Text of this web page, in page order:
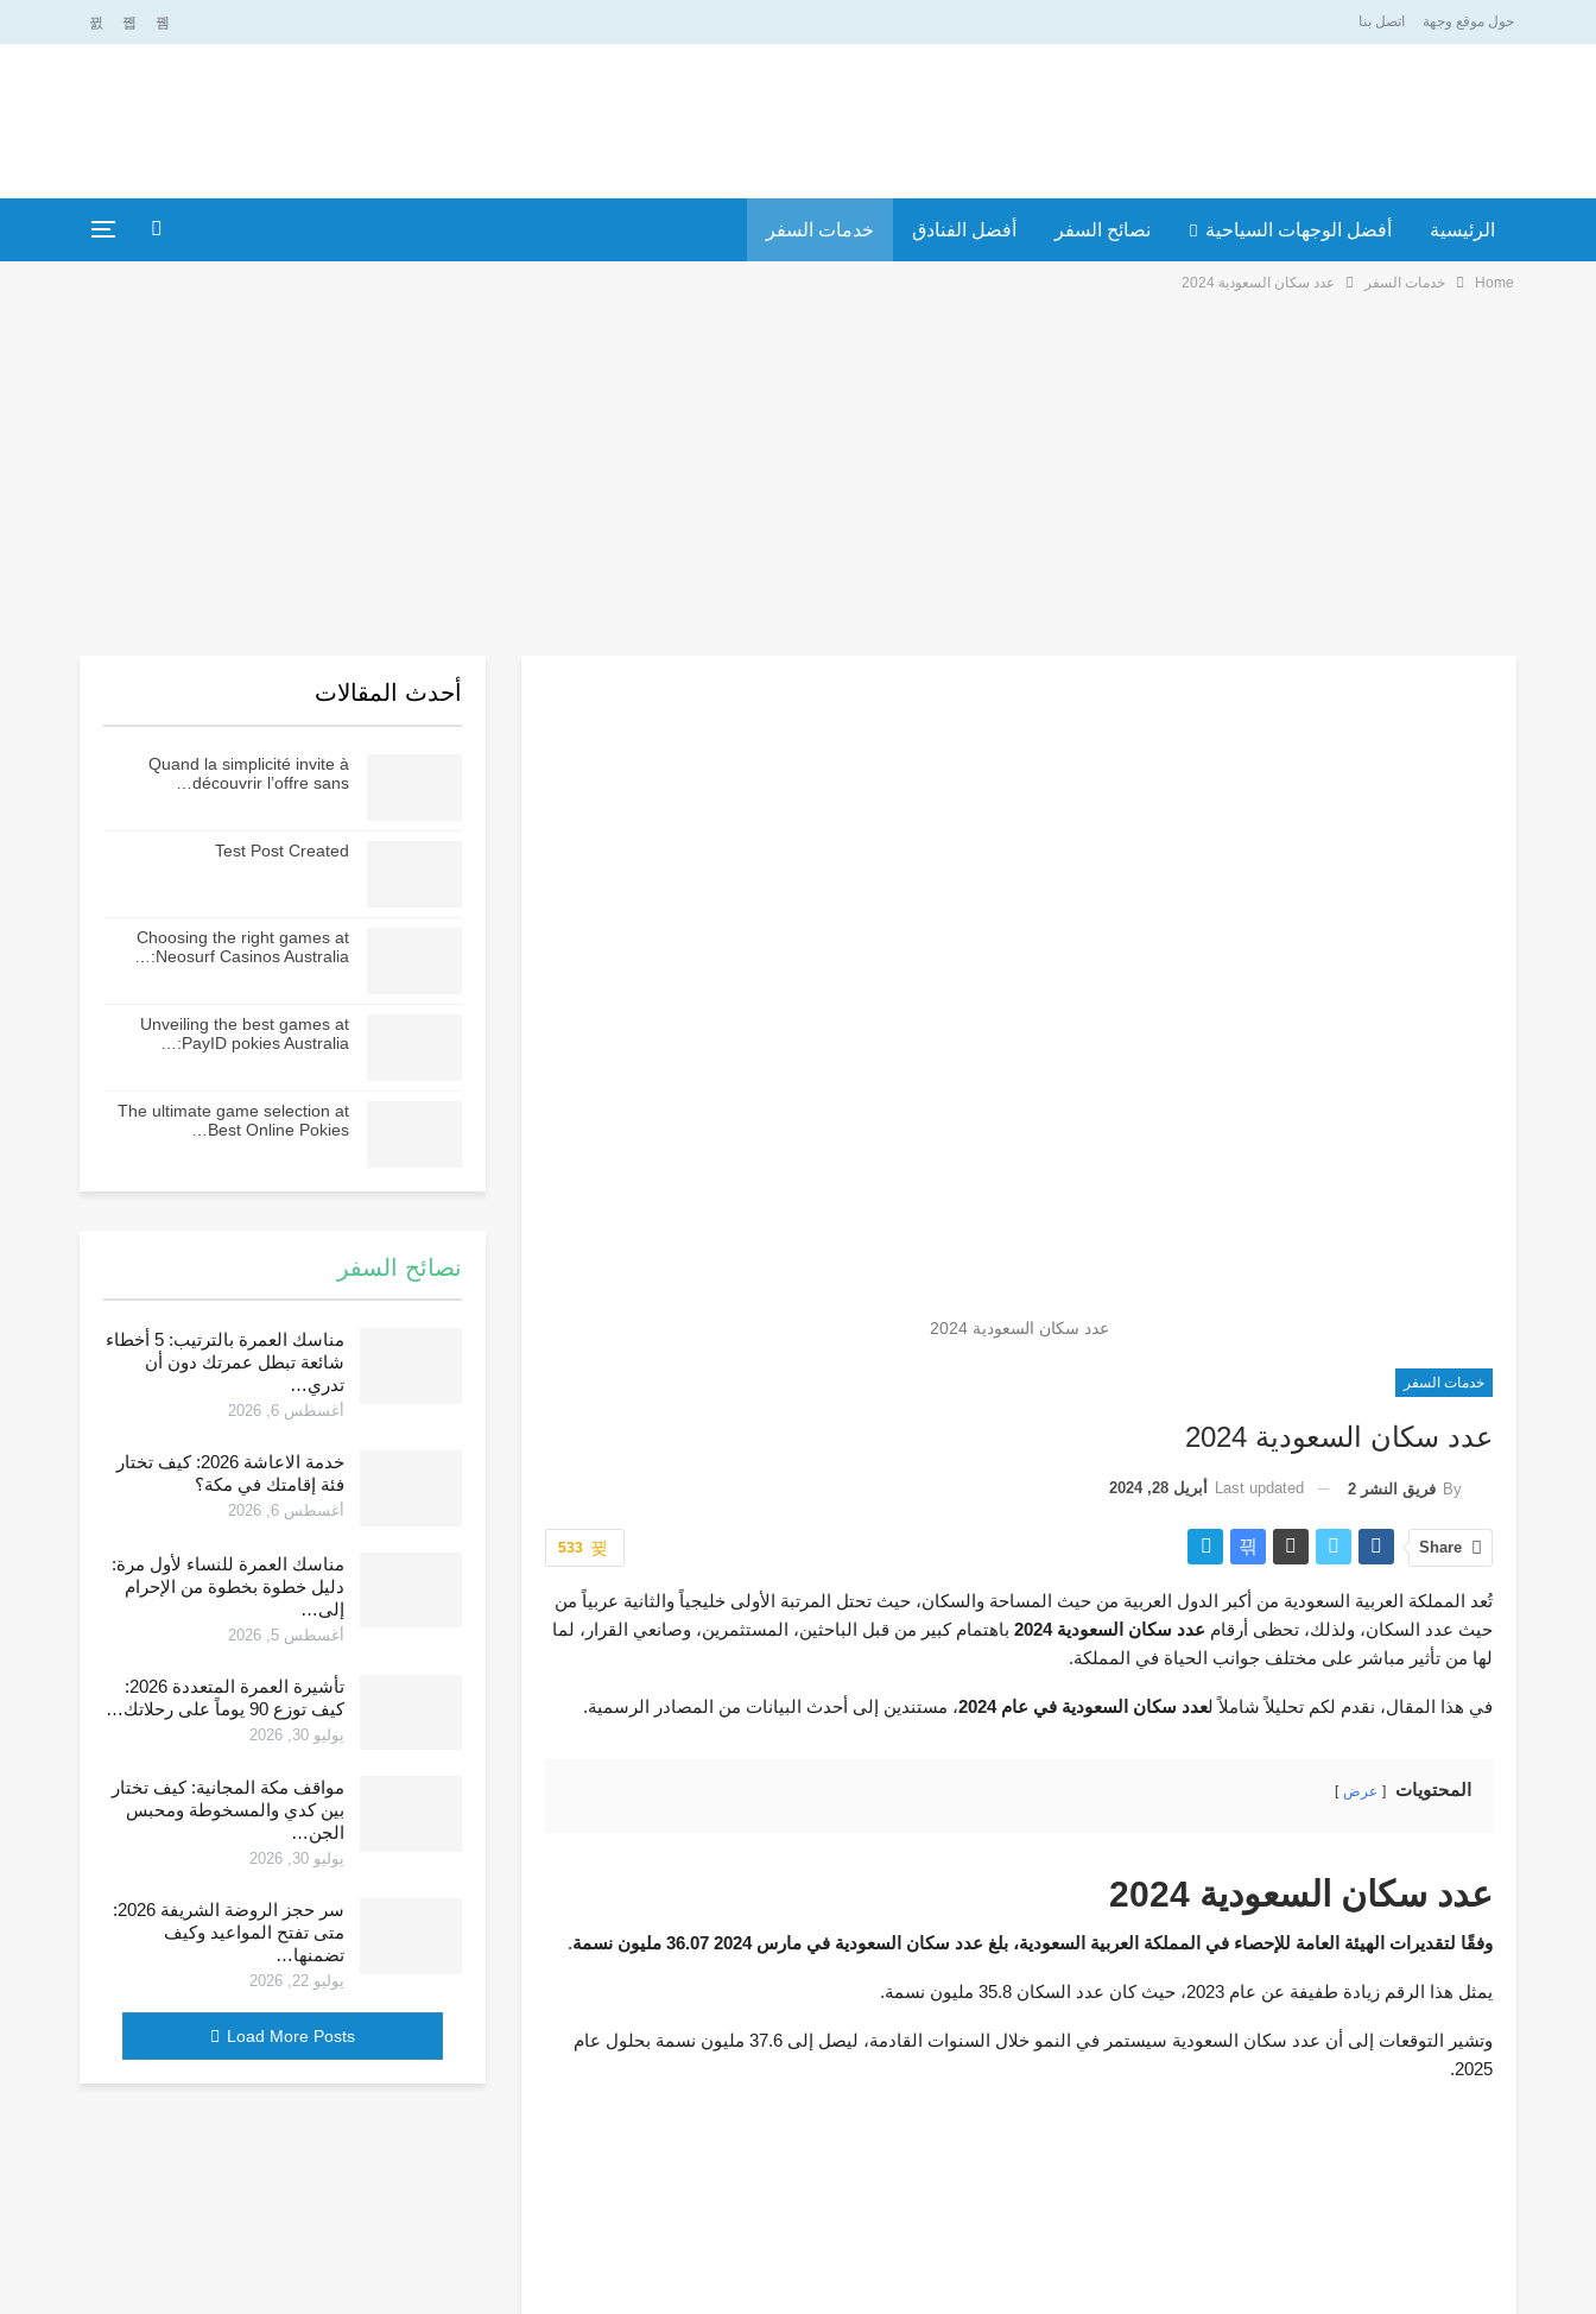
حول موقع وجهة اتصل بنا
الرئيسية أفضل الوجهات السياحية نصائح السفر أفضل الفنادق خدمات السفر
Home خدمات السفر عدد سكان السعودية 2024
عدد سكان السعودية 2024
خدمات السفر
عدد سكان السعودية 2024
By فريق النشر 2 Last updated أبريل 28, 2024
533 Share
تُعد المملكة العربية السعودية من أكبر الدول العربية من حيث المساحة والسكان، حيث تحتل المرتبة الأولى خليجياً والثانية عربياً من
حيث عدد السكان، ولذلك، تحظى أرقام عدد سكان السعودية 2024
باهتمام كبير من قبل الباحثين، المستثمرين، وصانعي القرار، لما
لها من تأثير مباشر على مختلف جوانب الحياة في المملكة.
في هذا المقال، نقدم لكم تحليلاً شاملاً لعدد سكان السعودية في عام 2024 ، مستندين إلى أحدث البيانات من المصادر الرسمية.
المحتويات عرض
عدد سكان السعودية 2024
وفقًا لتقديرات الهيئة العامة للإحصاء في المملكة العربية السعودية، بلغ عدد سكان السعودية في مارس 2024 36.07 مليون نسمة .
يمثل هذا الرقم زيادة طفيفة عن عام 2023، حيث كان عدد السكان 35.8 مليون نسمة.
وتشير التوقعات إلى أن عدد سكان السعودية سيستمر في النمو خلال السنوات القادمة، ليصل إلى 37.6 مليون نسمة بحلول عام
2025.
أحدث المقالات
Quand la simplicité invite à
découvrir l’offre sans…
Test Post Created
Choosing the right games at
Neosurf Casinos Australia:…
Unveiling the best games at
PayID pokies Australia:…
The ultimate game selection at
Best Online Pokies…
نصائح السفر
مناسك العمرة بالترتيب: 5 أخطاء
شائعة تبطل عمرتك دون أن
تدري…
أغسطس 6, 2026
خدمة الاعاشة 2026: كيف تختار
فئة إقامتك في مكة؟
أغسطس 6, 2026
مناسك العمرة للنساء لأول مرة:
دليل خطوة بخطوة من الإحرام
إلى…
أغسطس 5, 2026
تأشيرة العمرة المتعددة 2026:
كيف توزع 90 يوماً على رحلاتك…
يوليو 30, 2026
مواقف مكة المجانية: كيف تختار
بين كدي والمسخوطة ومحبس
الجن…
يوليو 30, 2026
سر حجز الروضة الشريفة 2026:
متى تفتح المواعيد وكيف
تضمنها…
يوليو 22, 2026
Load More Posts